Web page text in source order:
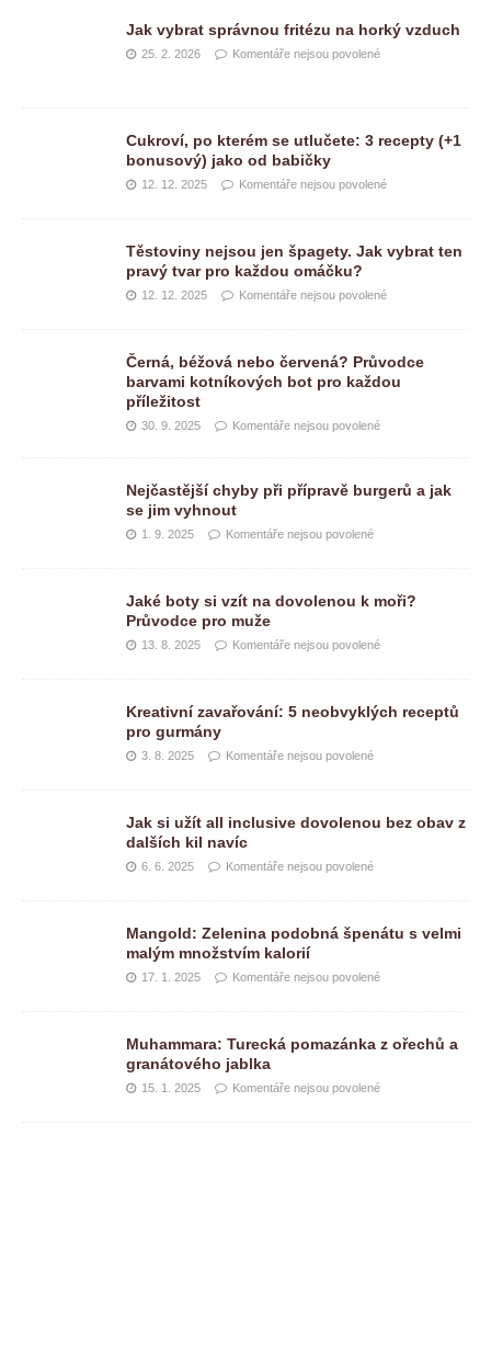
Jak vybrat správnou fritézu na horký vzduch
25. 2. 2026 Komentáře nejsou povolené
Cukroví, po kterém se utlučete: 3 recepty (+1
bonusový) jako od babičky
12. 12. 2025 Komentáře nejsou povolené
Těstoviny nejsou jen špagety. Jak vybrat ten
pravý tvar pro každou omáčku?
12. 12. 2025 Komentáře nejsou povolené
Černá, béžová nebo červená? Průvodce
barvami kotníkových bot pro každou
příležitost
30. 9. 2025 Komentáře nejsou povolené
Nejčastější chyby při přípravě burgerů a jak
se jim vyhnout
1. 9. 2025 Komentáře nejsou povolené
Jaké boty si vzít na dovolenou k moři?
Průvodce pro muže
13. 8. 2025 Komentáře nejsou povolené
Kreativní zavařování: 5 neobvyklých receptů
pro gurmány
3. 8. 2025 Komentáře nejsou povolené
Jak si užít all inclusive dovolenou bez obav z
dalších kil navíc
6. 6. 2025 Komentáře nejsou povolené
Mangold: Zelenina podobná špenátu s velmi
malým množstvím kalorií
17. 1. 2025 Komentáře nejsou povolené
Muhammara: Turecká pomazánka z ořechů a
granátového jablka
15. 1. 2025 Komentáře nejsou povolené